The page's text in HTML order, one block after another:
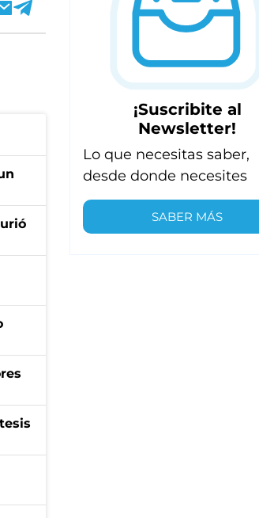
¡Suscribite al
Newsletter!
Lo que necesitas saber,
desde donde necesites
SABER MÁS